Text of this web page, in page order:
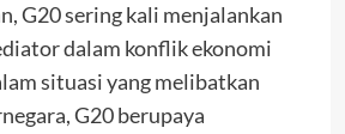
G20 sering kali menjalankan
dalam konflik ekonomi
situasi yang melibatkan
G20 berupaya